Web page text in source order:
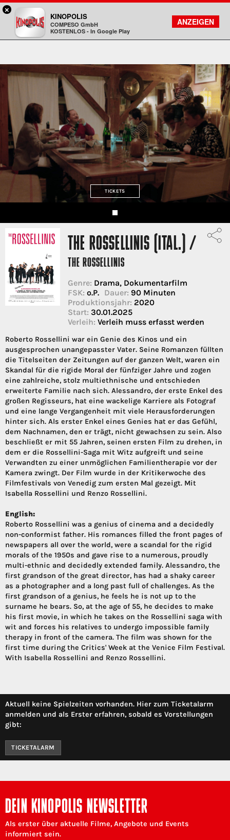
Kinopolis
FILMSUCHE
KONTO
TICKETS
THE ROSSELLINIS (ITAL.) /
THE ROSSELLINIS
Genre: Drama, Dokumentarfilm
FSK: o.P. Dauer: 90 Minuten
Produktionsjahr: 2020
Start: 30.01.2025
Verleih: Verleih muss erfasst werden
Roberto Rossellini war ein Genie des Kinos und ein
ausgesprochen unangepasster Vater. Seine Romanzen füllten
die Titelseiten der Zeitungen auf der ganzen Welt, waren ein
Skandal für die rigide Moral der fünfziger Jahre und zogen
eine zahlreiche, stolz multiethnische und entschieden
erweiterte Familie nach sich. Alessandro, der erste Enkel des
großen Regisseurs, hat eine wackelige Karriere als Fotograf
und eine lange Vergangenheit mit viele Herausforderungen
hinter sich. Als erster Enkel eines Genies hat er das Gefühl,
dem Nachnamen, den er trägt, nicht gewachsen zu sein. Also
beschließt er mit 55 Jahren, seinen ersten Film zu drehen, in
dem er die Rossellini-Saga mit Witz aufgreift und seine
Verwandten zu einer unmöglichen Familientherapie vor der
Kamera zwingt. Der Film wurde in der Kritikerwoche des
Filmfestivals von Venedig zum ersten Mal gezeigt. Mit
Isabella Rossellini und Renzo Rossellini.
English:
Roberto Rossellini was a genius of cinema and a decidedly
non-conformist father. His romances filled the front pages of
newspapers all over the world, were a scandal for the rigid
morals of the 1950s and gave rise to a numerous, proudly
multi-ethnic and decidedly extended family. Alessandro, the
first grandson of the great director, has had a shaky career
as a photographer and a long past full of challenges. As the
first grandson of a genius, he feels he is not up to the
surname he bears. So, at the age of 55, he decides to make
his first movie, in which he takes on the Rossellini saga with
wit and forces his relatives to undergo impossible family
therapy in front of the camera. The film was shown for the
first time during the Critics' Week at the Venice Film Festival.
With Isabella Rossellini and Renzo Rossellini.
Aktuell keine Spielzeiten vorhanden. Hier zum Ticketalarm
anmelden und als Erster erfahren, sobald es Vorstellungen
gibt:
TICKETALARM
DEIN KINOPOLIS NEWSLETTER
Als erster über aktuelle Filme, Angebote und Events
informiert sein.
×
KINOPOLIS
COMPESO GmbH
KOSTENLOS - In Google Play
ANZEIGEN